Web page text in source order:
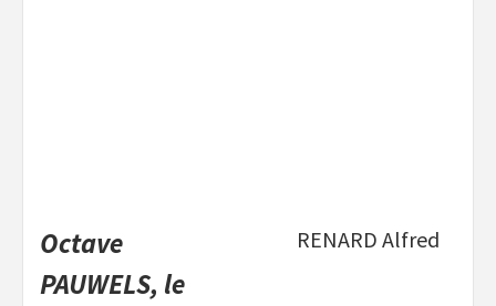
Octave
PAUWELS, le
RENARD Alfred